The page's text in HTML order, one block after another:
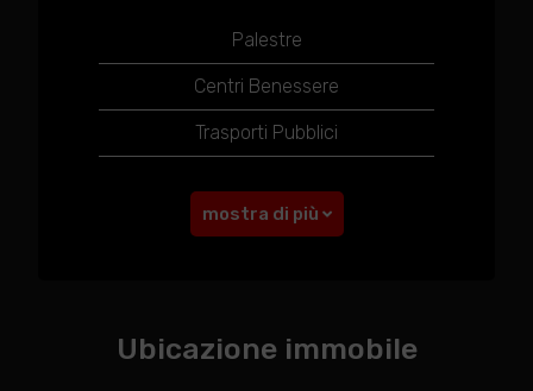
Palestre
Centri Benessere
Trasporti Pubblici
mostra di più
Ubicazione immobile